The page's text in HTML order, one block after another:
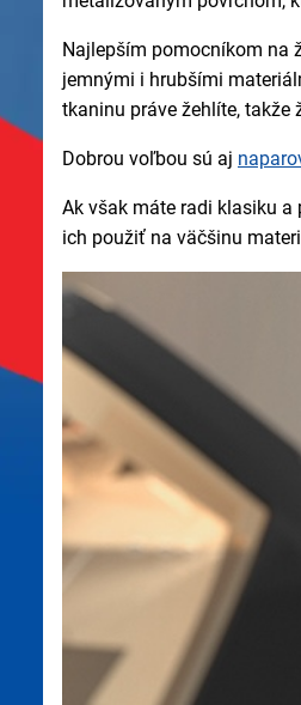
Najlepším pomocníkom na
jemnými i hrubšími
tkaninu práve žehlíte, takže
Dobrou voľbou sú aj
Ak však máte radi klasiku a
ich použiť na väčšinu